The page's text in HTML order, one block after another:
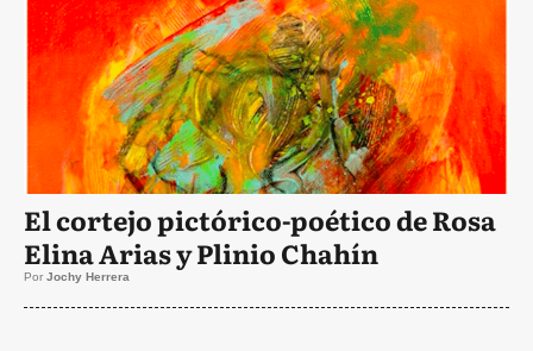
El cortejo pictórico-poético de Rosa
Elina Arias y Plinio Chahín
Por Jochy Herrera